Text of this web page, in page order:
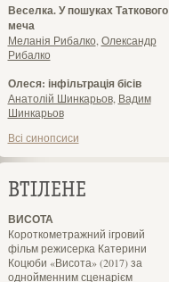
Веселка. У пошуках Таткового
меча
Меланія Рибалко Олександр
Рибалко
Олеся: інфільтрація бісів
Анатолій Шинкарьов, Вадим
Шинкарьов
Всі синопсиси
ВТІЛЕНЕ
ВИСОТА
Короткометражний ігровий
фільм режисерка Катерини
Коцюби «Висота» (2017) за
однойменним сценарієм